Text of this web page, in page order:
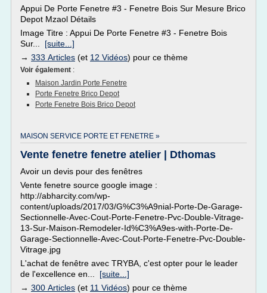
Appui De Porte Fenetre #3 - Fenetre Bois Sur Mesure Brico
Depot Mzaol Détails
Image Titre : Appui De Porte Fenetre #3 - Fenetre Bois
Sur... [suite...]
→ 333 Articles (et 12 Vidéos) pour ce thème
Voir également :
Maison Jardin Porte Fenetre
Porte Fenetre Brico Depot
Porte Fenetre Bois Brico Depot
MAISON SERVICE PORTE ET FENETRE »
Vente fenetre fenetre atelier | Dthomas
Avoir un devis pour des fenêtres
Vente fenetre source google image :
http://abharcity.com/wp-
content/uploads/2017/03/G%C3%A9nial-Porte-De-Garage-
Sectionnelle-Avec-Cout-Porte-Fenetre-Pvc-Double-Vitrage-
13-Sur-Maison-Remodeler-Id%C3%A9es-with-Porte-De-
Garage-Sectionnelle-Avec-Cout-Porte-Fenetre-Pvc-Double-
Vitrage.jpg
L'achat de fenêtre avec TRYBA, c'est opter pour le leader
de l'excellence en... [suite...]
→ 300 Articles (et 11 Vidéos) pour ce thème